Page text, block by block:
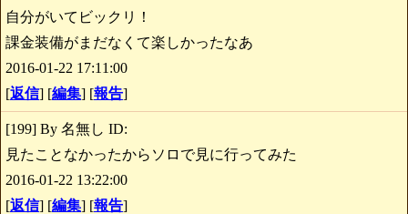
自分がいてビックリ！
課金装備がまだなくて楽しかったなあ
2016-01-22 17:11:00
[返信] [編集] [報告]
[199] By 名無し ID:
見たことなかったからソロで見に行ってみた
2016-01-22 13:22:00
[返信] [編集] [報告]